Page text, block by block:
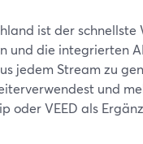
ist der
und die integrierten
jedem Stream zu
und
oder VEED als